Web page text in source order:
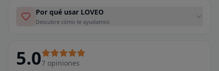
Por qué usar LOVEO
Descubre cómo te ayudamos
5.07 opiniones